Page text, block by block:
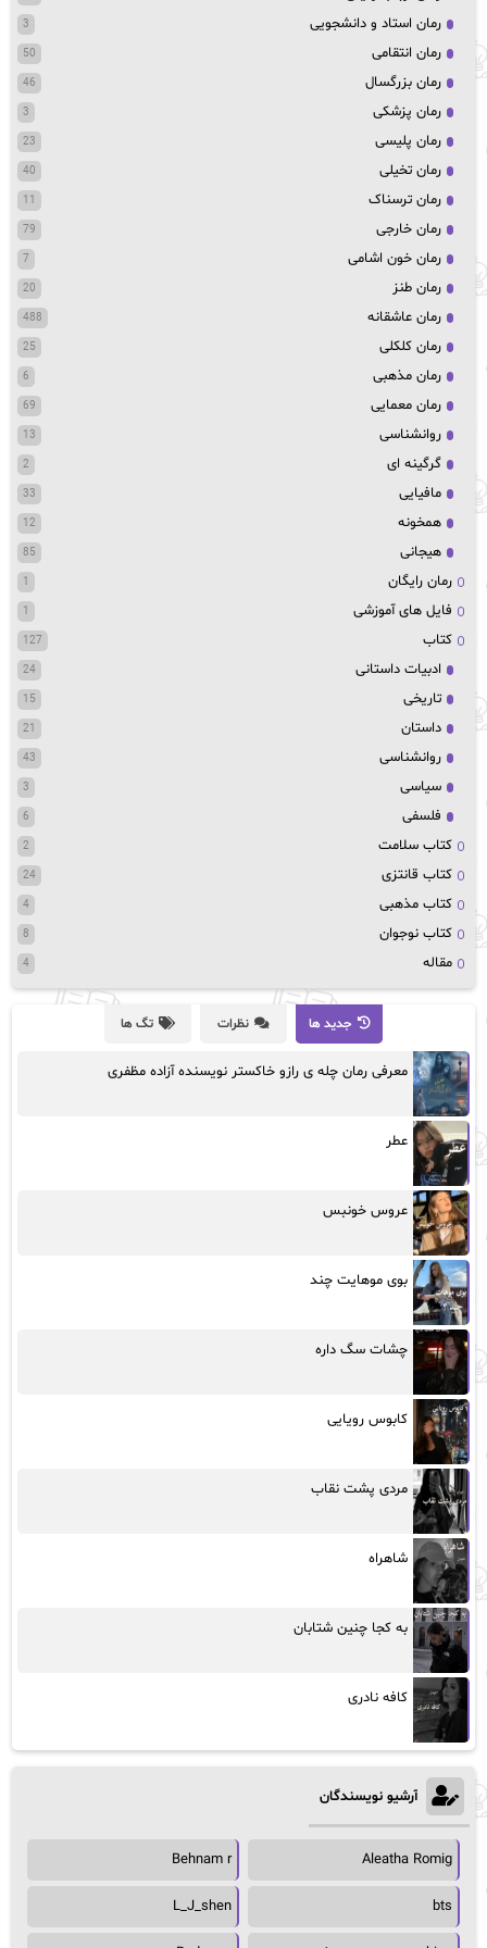
رمان استاد و دانشجویی 3
رمان انتقامی 50
رمان بزرگسال 46
رمان پزشکی 3
رمان پلیسی 23
رمان تخیلی 40
رمان ترسناک 11
رمان خارجی 79
رمان خون اشامی 7
رمان طنز 20
رمان عاشقانه 488
رمان کلکلی 25
رمان مذهبی 6
رمان معمایی 69
روانشناسی 13
گرگینه ای 2
مافیایی 33
همخونه 12
هیجانی 85
رمان رایگان 1
فایل های آموزشی 1
کتاب 127
ادبیات داستانی 24
تاریخی 15
داستان 21
روانشناسی 43
سیاسی 3
فلسفی 6
کتاب سلامت 2
کتاب قانتزی 24
کتاب مذهبی 4
کتاب نوجوان 8
مقاله 4
جدید ها نظرات تگ ها
معرفی رمان چله ی رازو خاکستر نویسنده آزاده مظفری
عطر
عروس خونبس
بوی موهایت چند
چشات سگ داره
کابوس رویایی
مردی پشت نقاب
شاهراه
به کجا چنین شتابان
کافه نادری
آرشیو نویسندگان
Aleatha Romig
Behnam r
bts
L_J_shen